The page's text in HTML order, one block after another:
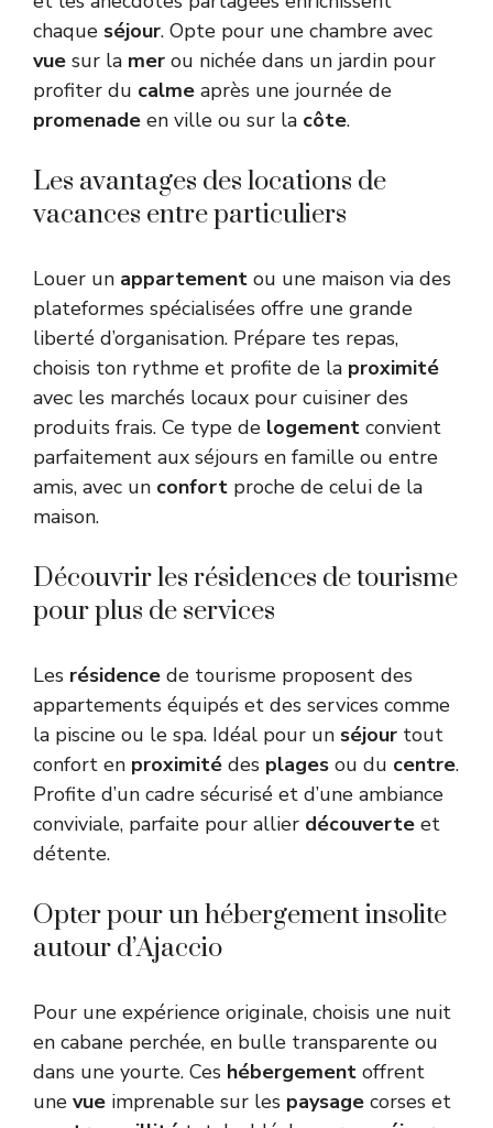
chaque séjour. Opte pour une chambre avec
vue sur la mer ou nichée dans un jardin pour
profiter du calme après une journée de
promenade en ville ou sur la côte.
Les avantages des locations de
vacances entre particuliers
Louer un appartement ou une maison via des
plateformes spécialisées offre une grande
liberté d’organisation. Prépare tes repas,
choisis ton rythme et profite de la proximité
avec les marchés locaux pour cuisiner des
produits frais. Ce type de logement convient
parfaitement aux séjours en famille ou entre
amis, avec un confort proche de celui de la
maison.
Découvrir les résidences de tourisme
pour plus de services
Les résidence de tourisme proposent des
appartements équipés et des services comme
la piscine ou le spa. Idéal pour un séjour tout
confort en proximité des plages ou du centre.
Profite d’un cadre sécurisé et d’une ambiance
conviviale, parfaite pour allier découverte et
détente.
Opter pour un hébergement insolite
autour d’Ajaccio
Pour une expérience originale, choisis une nuit
en cabane perchée, en bulle transparente ou
dans une yourte. Ces hébergement offrent
une vue imprenable sur les paysage corses et